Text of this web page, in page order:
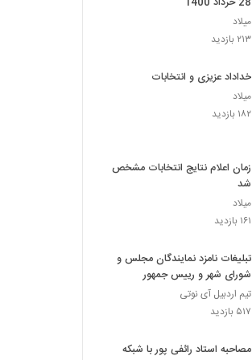
میلاد
۲۱۳ بازدید
خداداد عزیزی و انتخابات
میلاد
۱۸۲ بازدید
زمان اعلام نتایج انتخابات مشخص
شد
میلاد
۱۶۱ بازدید
تبلیغات نامزد نمایندگان مجلس و
شورای شهر و رییس جمهور
تیم اردبیل آی نوتی
۵۱۷ بازدید
مصاحبه استاد رائفی پور با شبکه